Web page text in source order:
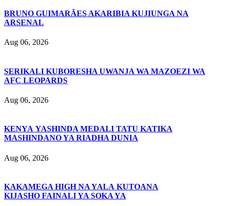
BRUNO GUIMARÃES AKARIBIA KUJIUNGA NA
ARSENAL
Aug 06, 2026
SERIKALI KUBORESHA UWANJA WA MAZOEZI WA
AFC LEOPARDS
Aug 06, 2026
KENYA YASHINDA MEDALI TATU KATIKA
MASHINDANO YA RIADHA DUNIA
Aug 06, 2026
KAKAMEGA HIGH NA YALA KUTOANA
KIJASHO FAINALI YA SOKA YA